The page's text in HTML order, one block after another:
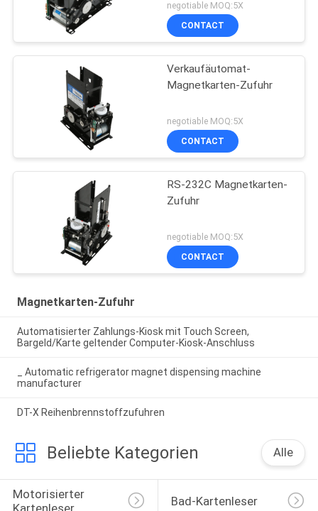
negotiable MOQ:5X
CONTACT
Verkaufäutomat-
Magnetkarten-Zufuhr
negotiable MOQ:5X
CONTACT
RS-232C Magnetkarten-
Zufuhr
negotiable MOQ:5X
CONTACT
Magnetkarten-Zufuhr
Automatisierter Zahlungs-Kiosk mit Touch Screen,
Bargeld/Karte geltender Computer-Kiosk-Anschluss
_ Automatic refrigerator magnet dispensing machine
manufacturer
DT-X Reihenbrennstoffzufuhren
Beliebte Kategorien Alle
Motorisierter
Bad-Kartenleser